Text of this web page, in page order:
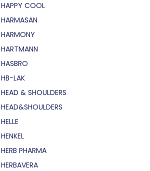
HAPPY COOL
HARMASAN
HARMONY
HARTMANN
HASBRO
HB-LAK
HEAD & SHOULDERS
HEAD&SHOULDERS
HELLE
HENKEL
HERB PHARMA
HERBAVERA